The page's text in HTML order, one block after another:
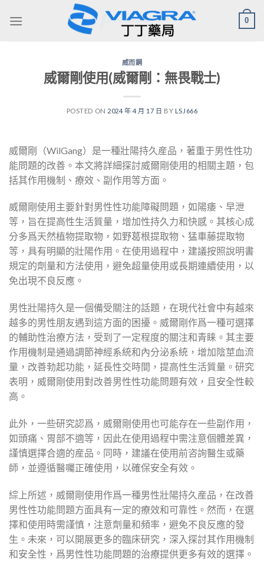
0
威而鋼
威爾剛使用(威爾剛：無畏戰士)
POSTED ON 2024 年 4 月 17 日 BY LSJ666
威爾剛（WilGang）是一種壯陽持久産品，著重于男性性功
能問題的改善。本文將詳細探討威爾剛使用的相關主題，包
括其作用機制、療效、副作用等方面。
威爾剛使用主要針對男性性功能障礙問題，如陽痿、早泄
等，旨在提高性生活質量，增加性持久力和快感。其核心成
分多爲天然植物提取物，如野葛根提取物、猛車藤提取物
等，具有明顯的壯陽作用。在使用過程中，建議按照說明書
規定的劑量和方法使用，避免超量使用或長期連續使用，以
免出現不良反應。
男性壯陽持久是一個備受關注的話題，在現代社會中有越來
越多的男性朋友遇到這方面的困擾。威爾剛作爲一種可選擇
的輔助性治療方法，受到了一定程度的關注和青睐。其主要
作用機制是通過調節神經系統和內分泌系統，增加陰莖血流
量，改善勃起功能，延長性交時間，提高性生活質量。研究
表明，威爾剛使用對改善男性性功能問題有效，且安全性較
高。
此外，一些研究認爲，威爾剛使用也可能存在一些副作用，
如頭痛、胃部不適等，因此在使用過程中需注意個體差異，
謹慎選擇合適的産品。同時，建議在使用前咨詢醫生或藥
師，並遵循醫囑正確使用，以確保安全有效。
綜上所述，威爾剛使用作爲一種男性壯陽持久産品，在改善
男性性功能問題方面具有一定的療效和可靠性。然而，在選
擇和使用時需謹慎，注意劑量和頻率，避免不良反應的發
生。未來，可以開展更多的臨床研究，深入探討其作用機制
和安全性，爲男性性功能問題的治療提供更多有效的選擇。